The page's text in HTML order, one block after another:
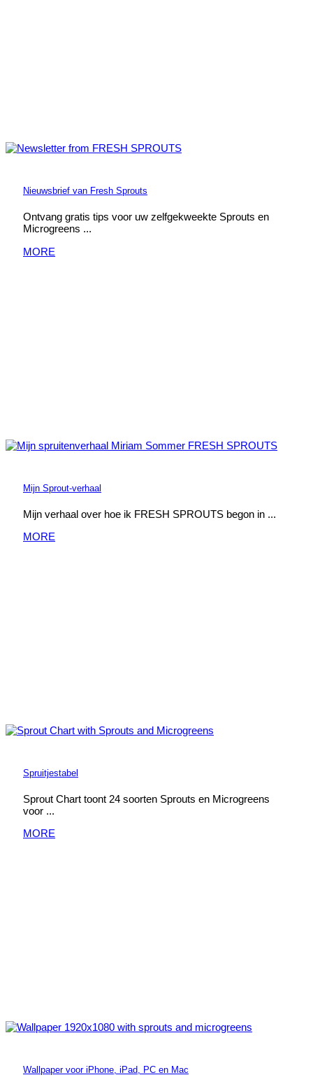
Nieuwsbrief van Fresh Sprouts
Ontvang gratis tips voor uw zelfgekweekte Sprouts en
Microgreens ...
MORE
Mijn Sprout-verhaal
Mijn verhaal over hoe ik FRESH SPROUTS begon in ...
MORE
Spruitjestabel
Sprout Chart toont 24 soorten Sprouts en Microgreens
voor ...
MORE
Wallpaper voor iPhone, iPad, PC en Mac